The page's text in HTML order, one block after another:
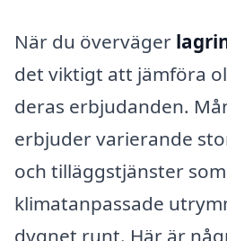
När du överväger
det viktigt att jämföra
deras erbjudanden.
erbjuder varierande
och tilläggstjänster
klimatanpassade
dygnet runt. Här är